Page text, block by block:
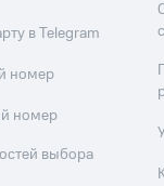
в Telegram
номер
номер
выбора